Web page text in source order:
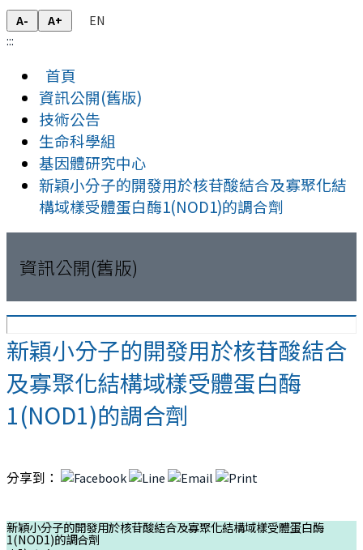
A- A+
EN
:::
首頁
資訊公開(舊版)
技術公告
生命科學組
基因體研究中心
新穎小分子的開發用於核苷酸結合及寡聚化結
構域樣受體蛋白酶1(NOD1)的調合劑
資訊公開(舊版)
新穎小分子的開發用於核苷酸結合
及寡聚化結構域樣受體蛋白酶
1(NOD1)的調合劑
分享到：
新穎小分子的開發用於核苷酸結合及寡聚化結構域樣受體蛋白酶
1(NOD1)的調合劑